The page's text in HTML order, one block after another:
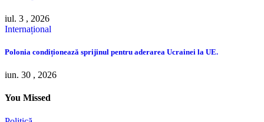
iul. 3 , 2026
Internațional
Polonia condiționează sprijinul pentru aderarea Ucrainei la UE.
iun. 30 , 2026
You Missed